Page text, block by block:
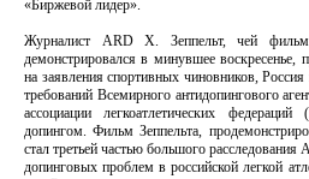
«Биржевой лидер».
Журналист ARD Х. Зеппельт, чей
демонстрировался в минувшее воскресенье,
на заявления спортивных чиновников,
требований Всемирного антидопингового
ассоциации легкоатлетических
допингом. Фильм Зеппельта,
стал третьей частью большого
допинговых проблем в российской легкой